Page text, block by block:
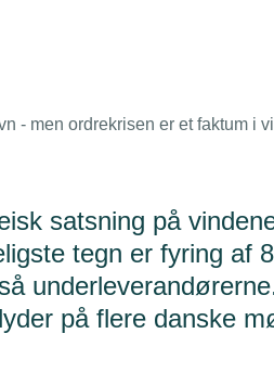
- men ordrekrisen er et faktum i
satsning på
tegn er fyring af
på flere danske